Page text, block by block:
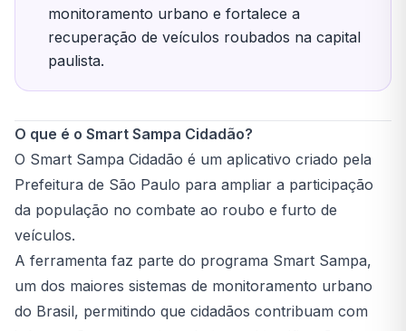
monitoramento urbano e fortalece a
recuperação de veículos roubados na capital
paulista.
O que é o Smart Sampa Cidadão?
O Smart Sampa Cidadão é um aplicativo criado pela
Prefeitura de São Paulo para ampliar a participação
da população no combate ao roubo e furto de
veículos.
A ferramenta faz parte do programa Smart Sampa,
um dos maiores sistemas de monitoramento urbano
do Brasil, permitindo que cidadãos contribuam com